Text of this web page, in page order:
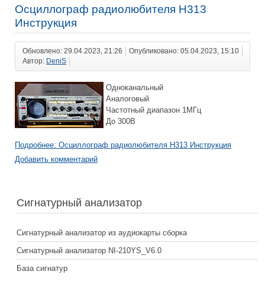
Осциллограф радиолюбителя Н313
Инструкция
Обновлено: 29.04.2023, 21:26
Опубликовано: 05.04.2023, 15:10
Автор:
DeniS
Одноканальный
Аналоговый
Частотный диапазон 1МГц
До 300В
Подробнее: Осциллограф радиолюбителя Н313 Инструкция
Добавить комментарий
Сигнатурный анализатор
Сигнатурный анализатор из аудиокарты сборка
Сигнатурный анализатор NI-210YS_V6.0
База сигнатур